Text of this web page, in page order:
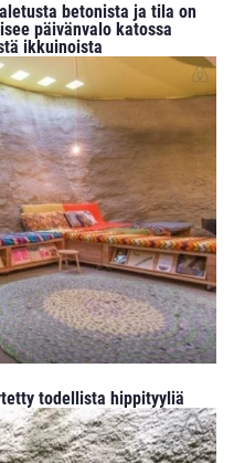
betonista ja tila on
päivänvalo katossa
ikkuinoista
todellista hippityyliä